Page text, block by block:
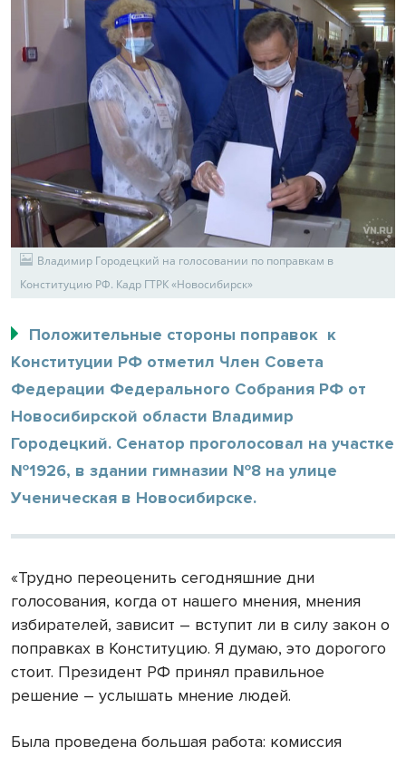
Владимир Городецкий на голосовании по поправкам в
Конституцию РФ. Кадр ГТРК «Новосибирск»
Положительные стороны поправок к
Конституции РФ отметил Член Совета
Федерации Федерального Собрания РФ от
Новосибирской области Владимир
Городецкий. Сенатор проголосовал на участке
№1926, в здании гимназии №8 на улице
Ученическая в Новосибирске.
«Трудно переоценить сегодняшние дни
голосования, когда от нашего мнения, мнения
избирателей, зависит – вступит ли в силу закон о
поправках в Конституцию. Я думаю, это дорогого
стоит. Президент РФ принял правильное
решение – услышать мнение людей.
Была проведена большая работа: комиссия